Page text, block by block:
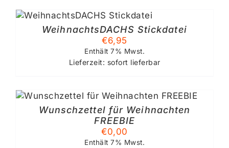
WeihnachtsDACHS Stickdatei
€6,95
Enthält 7% Mwst.
Lieferzeit: sofort lieferbar
Wunschzettel für Weihnachten
FREEBIE
€0,00
Enthält 7% Mwst.